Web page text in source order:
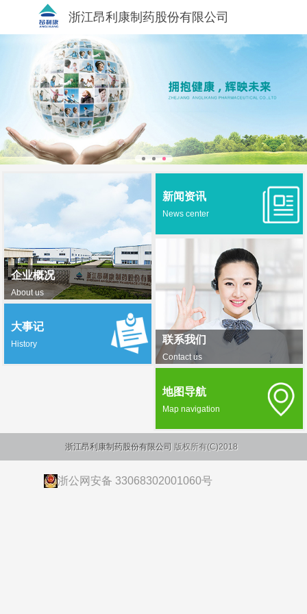
浙江昂利康制药股份有限公司
企业概况
About us
新闻资讯
News center
联系我们
Contact us
大事记
History
地图导航
Map navigation
浙江昂利康制药股份有限公司 版权所有(C)2018
浙公网安备 33068302001060号